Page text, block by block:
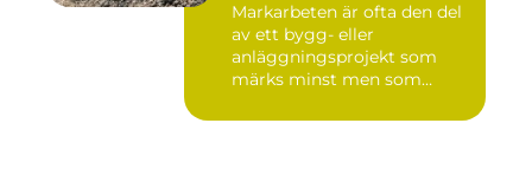
Markarbeten är ofta den del
av ett bygg- eller
anläggningsprojekt som
märks minst men som